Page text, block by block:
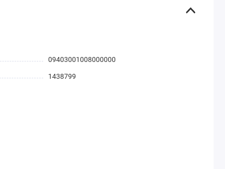
09403001008000000
1438799